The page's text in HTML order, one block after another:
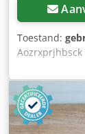
Toestand:
Aozrxprjhbsck